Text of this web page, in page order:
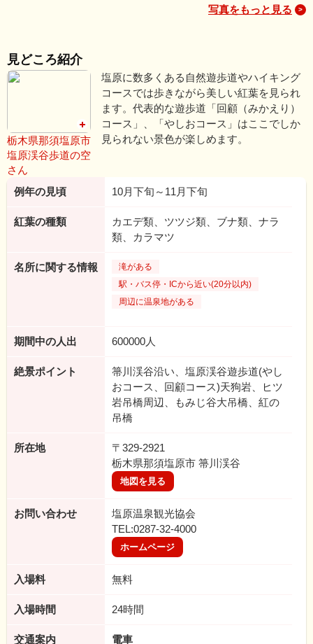
写真をもっと見る
見どころ紹介
栃木県那須塩原市
塩原渓谷歩道の空
さん
塩原に数多くある自然遊歩道やハイキング
コースでは歩きながら美しい紅葉を見られ
ます。代表的な遊歩道「回顧（みかえり）
コース」、「やしおコース」はここでしか
見られない景色が楽しめます。
例年の見頃 10月下旬～11月下旬
紅葉の種類
カエデ類、ツツジ類、ブナ類、ナラ
類、カラマツ
名所に関する情報
滝がある
駅・バス停・ICから近い(20分以内)
周辺に温泉地がある
期間中の人出 600000人
絶景ポイント
箒川渓谷沿い、塩原渓谷遊歩道(やし
おコース、回顧コース)天狗岩、ヒツ
岩吊橋周辺、もみじ谷大吊橋、紅の
吊橋
所在地
〒329-2921
栃木県那須塩原市 箒川渓谷
地図を見る
お問い合わせ
塩原温泉観光協会
TEL:0287-32-4000
ホームページ
入場料 無料
入場時間 24時間
交通案内 電車